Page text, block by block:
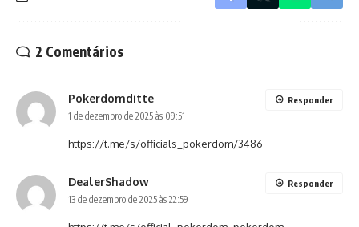
2 Comentários
Pokerdomditte
1 de dezembro de 2025 às 09:51
https://t.me/s/officials_pokerdom/3486
Responder
DealerShadow
13 de dezembro de 2025 às 22:59
Responder